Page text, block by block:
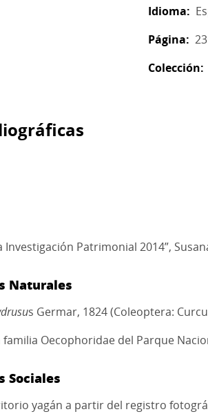
Idioma
Página
Colección
Investigación Patrimonial 2014”,
Naturales
s Germar, 1824 (Coleoptera:
Oecophoridae del Parque
Sociales
yagán a partir del registro